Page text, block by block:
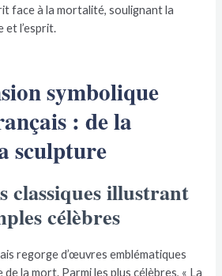
face à la mortalité, soulignant la
et l’esprit.
symbolique
: de la
sculpture
classiques illustrant
célèbres
regorge d’œuvres emblématiques
la mort. Parmi les plus célèbres, « La